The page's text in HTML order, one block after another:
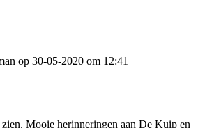
op 30-05-2020 om 12:41
Mooie herinneringen aan De Kuip en